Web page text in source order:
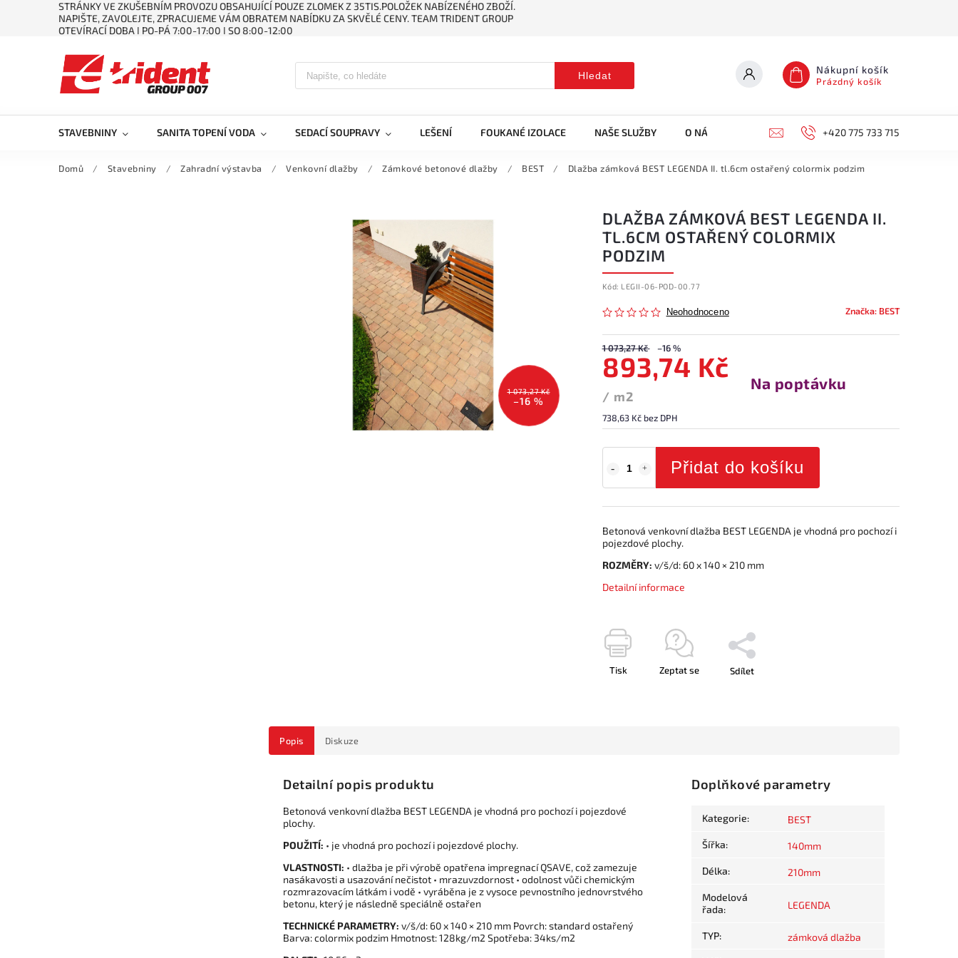
STRÁNKY VE ZKUŠEBNÍM PROVOZU OBSAHUJÍCÍ POUZE ZLOMEK Z 35TIS.POLOŽEK NABÍZENÉHO ZBOŽÍ.
NAPIŠTE, ZAVOLEJTE, ZPRACUJEME VÁM OBRATEM NABÍDKU ZA SKVĚLÉ CENY. TEAM TRIDENT GROUP
OTEVÍRACÍ DOBA ǀ PO-PÁ 7:00-17:00 ǀ SO 8:00-12:00
Hledat Nákupní košík
Prázdný košík
STAVEBNINY SANITA TOPENÍ VODA SEDACÍ SOUPRAVY LEŠENÍ FOUKANÉ IZOLACE NAŠE SLUŽBY O NÁS KONTAKTY +420 775 733 715
Domů / Stavebniny / Zahradní výstavba / Venkovní dlažby / Zámkové betonové dlažby / BEST / Dlažba zámková BEST LEGENDA II. tl.6cm ostařený colormix podzim
1 073,27 Kč
–16 %
DLAŽBA ZÁMKOVÁ BEST LEGENDA II.
TL.6CM OSTAŘENÝ COLORMIX
PODZIM
Kód: LEGII-06-POD-00.77
Neohodnoceno Značka: BEST
1 073,27 Kč –16 %
893,74 Kč
/ m2
738,63 Kč bez DPH
Na poptávku
Přidat do košíku
Betonová venkovní dlažba BEST LEGENDA je vhodná pro pochozí i
pojezdové plochy.
ROZMĚRY: v/š/d: 60 x 140 × 210 mm
Detailní informace
Tisk Zeptat se Sdílet
Popis Diskuze
Detailní popis produktu
Betonová venkovní dlažba BEST LEGENDA je vhodná pro pochozí i pojezdové
plochy.
POUŽITÍ: • je vhodná pro pochozí i pojezdové plochy.
VLASTNOSTI: • dlažba je při výrobě opatřena impregnací QSAVE, což zamezuje
nasákavosti a usazování nečistot • mrazuvzdornost • odolnost vůči chemickým
rozmrazovacím látkám i vodě • vyráběna je z vysoce pevnostního jednovrstvého
betonu, který je následně speciálně ostařen
TECHNICKÉ PARAMETRY: v/š/d: 60 x 140 × 210 mm Povrch: standard ostařený
Barva: colormix podzim Hmotnost: 128kg/m2 Spotřeba: 34ks/m2
Doplňkové parametry
Kategorie: BEST
Šířka: 140mm
Délka: 210mm
Modelová
řada: LEGENDA
TYP: zámková dlažba